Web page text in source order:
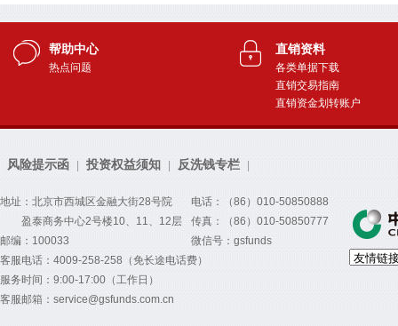
帮助中心
热点问题
直销资料
各类单据下载
直销交易指南
直销资金划转账户
风险提示函 投资权益须知 反洗钱专栏
地址：北京市西城区金融大街28号院
盈泰商务中心2号楼10、11、12层
邮编：100033
电话：（86）010-50850888
传真：（86）010-50850777
微信号：gsfunds
客服电话：4009-258-258（免长途电话费）
服务时间：9:00-17:00（工作日）
客服邮箱：service@gsfunds.com.cn